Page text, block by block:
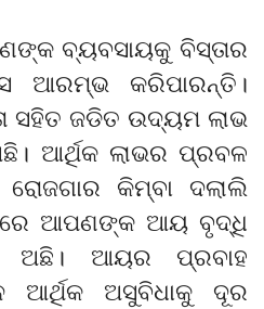
ବ୍ୟବସାୟକୁ ବିସ୍ତାର
ଆରମ୍ଭ କରିପାରନ୍ତି।
ସହିତ ଜଡିତ ଉଦ୍ୟମ ଲାଭ
ଆର୍ଥିକ ଲାଭର ପ୍ରବଳ
କିମ୍ବା ଦଲାଲି
ଆପଣଙ୍କ ଆୟ ବୃଦ୍ଧି
ଅଛି। ଆୟର ପ୍ରବାହ
ଆର୍ଥିକ ଅସୁବିଧାକୁ ଦୂର